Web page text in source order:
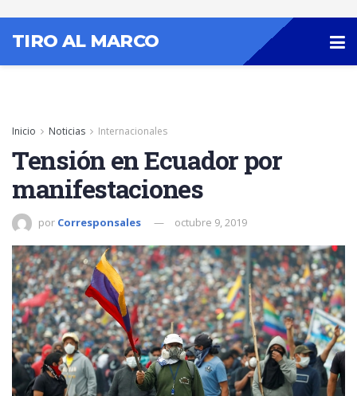
TIRO AL MARCO
Inicio Noticias Internacionales
Tensión en Ecuador por
manifestaciones
por Corresponsales octubre 9, 2019